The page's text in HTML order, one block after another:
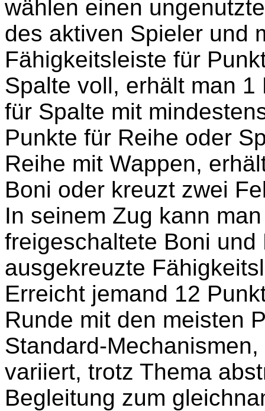
wählen einen
des aktiven Spieler und
Fähigkeitsleiste für
Spalte voll, erhält man
für Spalte mit
Punkte für Reihe oder
Reihe mit Wappen,
Boni oder kreuzt zwei
In seinem Zug kann
freigeschaltete Boni
ausgekreuzte
Erreicht jemand 12
Runde mit den meisten
Standard-
variiert, trotz Thema
Begleitung zum